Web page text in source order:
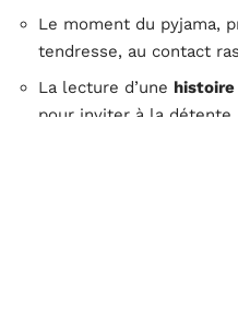
Le moment du pyjama,
tendresse, au contact
La lecture d’une histoire
pour inviter à la détente